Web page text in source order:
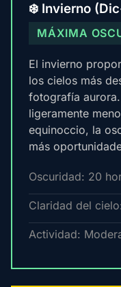
❄️ Invierno
MÁXIMA
El invierno
los cielos más
fotografía
ligeramente
equinoccio, la
más
Oscuridad: 20
Claridad del
Actividad: